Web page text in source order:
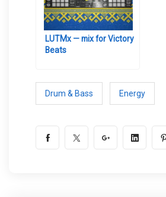
LUTMx — mix for Victory
Beats
Drum & Bass Energy